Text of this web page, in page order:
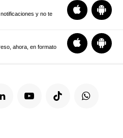
y no te
ahora, en formato